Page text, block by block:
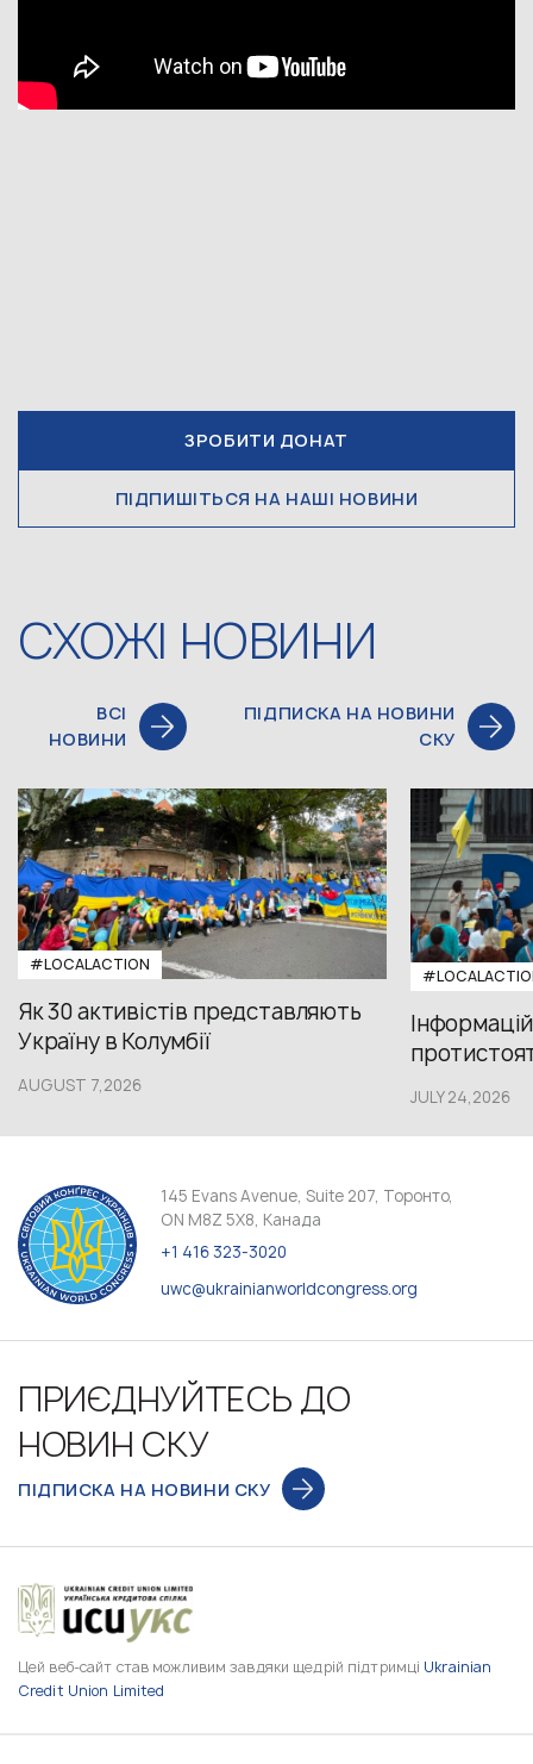
ЗРОБИТИ ДОНАТ
ПІДПИШІТЬСЯ НА НАШІ НОВИНИ
СХОЖІ НОВИНИ
ВСІ
НОВИНИ
ПІДПИСКА НА НОВИНИ
СКУ
#LOCALACTION
Як 30 активістів представляють
Україну в Колумбії
AUGUST 7,2026
JULY 24,2026
145 Evans Avenue, Suite 207, Торонто,
ON M8Z 5X8, Канада
+1 416 323-3020
uwc@ukrainianworldcongress.org
ПРИЄДНУЙТЕСЬ ДО
НОВИН СКУ
ПІДПИСКА НА НОВИНИ СКУ
Цей веб-сайт став можливим завдяки щедрій підтримці Ukrainian
Credit Union Limited